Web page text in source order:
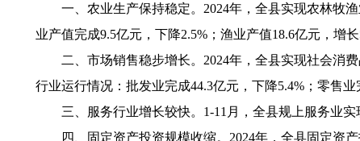
一、农业生产保持稳定。2024年，全县实现农林牧渔
业产值完成9.5亿元，下降2.5%；渔业产值18.6亿元，增
二、市场销售稳步增长。2024年，全县实现社会消费
行业运行情况：批发业完成44.3亿元，下降5.4%；零售
三、服务行业增长较快。1-11月，全县规上服务业实
四、固定资产投资规模收缩。2024年，全县固定资产